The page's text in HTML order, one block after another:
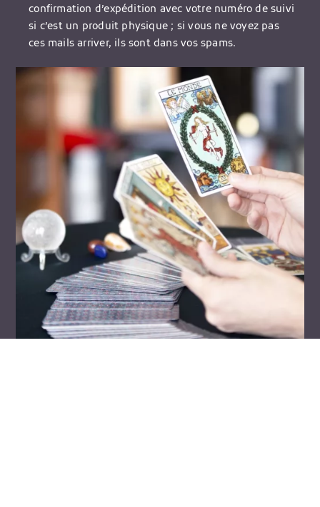
confirmation d’expédition avec votre numéro de suivi
si c’est un produit physique ; si vous ne voyez pas
ces mails arriver, ils sont dans vos spams.